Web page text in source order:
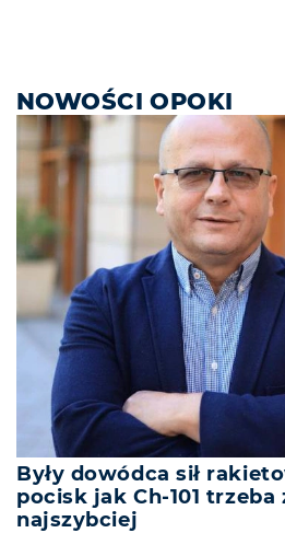
NOWOŚCI OPOKI
Były dowódca sił
pocisk jak Ch-101
najszybciej